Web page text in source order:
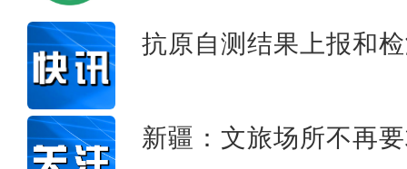
抗原自测结果上报和
新疆：文旅场所不再